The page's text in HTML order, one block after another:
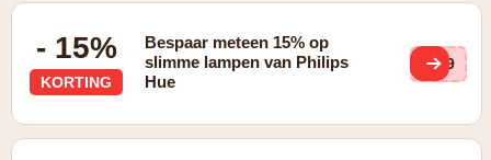
- 15%
KORTING
Bespaar meteen 15% op
slimme lampen van Philips
Hue
RZ9